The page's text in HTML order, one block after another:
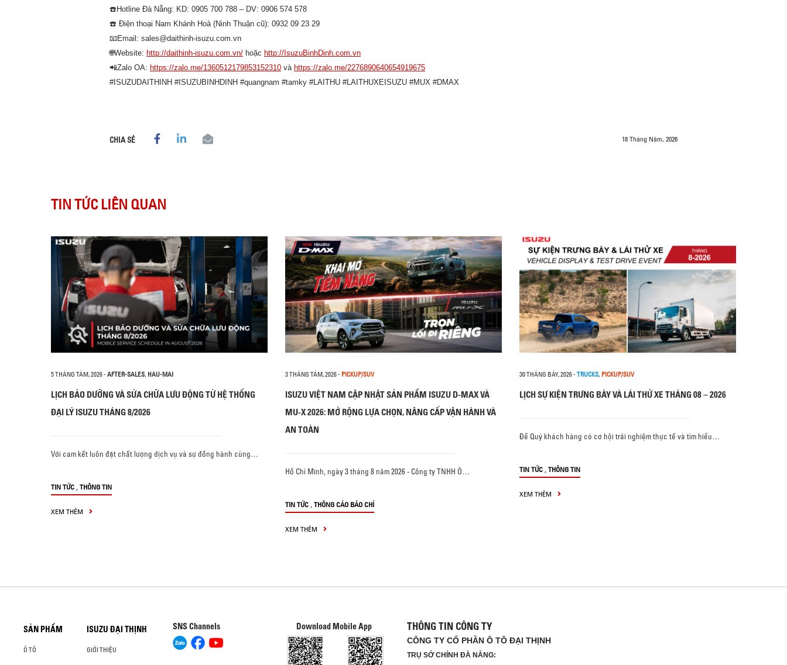
☎️ Hotline Đà Nẵng: KD: 0905 700 788 – DV: 0906 574 578
☎️ Điện thoại Nam Khánh Hoà (Ninh Thuận cũ): 0932 09 23 29
📧Email: sales@daithinh-isuzu.com.vn
🌐Website: http://daithinh-isuzu.com.vn/ hoặc http://IsuzuBinhDinh.com.vn
📲Zalo OA: https://zalo.me/1360512179853152310 và https://zalo.me/2276890640654919675
#ISUZUDAITHINH #ISUZUBINHDINH #quangnam #tamky #LAITHU #LAITHUXEISUZU #MUX #DMAX
CHIA SẺ 18 Tháng Năm, 2026
TIN TỨC LIÊN QUAN
5 THÁNG TÁM, 2026- AFTER-SALES, HAU-MAI
LỊCH BẢO DƯỠNG VÀ SỬA CHỮA LƯU ĐỘNG TỪ HỆ THỐNG
ĐẠI LÝ ISUZU THÁNG 8/2026
Với cam kết luôn đặt chất lượng dịch vụ và sự đồng hành cùng…
TIN TỨC , THÔNG TIN
XEM THÊM
3 THÁNG TÁM, 2026- PICKUP/SUV
ISUZU VIỆT NAM CẬP NHẬT SẢN PHẨM ISUZU D-MAX VÀ
MU-X 2026: MỞ RỘNG LỰA CHỌN, NÂNG CẤP VẬN HÀNH VÀ
AN TOÀN
Hồ Chí Minh, ngày 3 tháng 8 năm 2026 - Công ty TNHH Ô…
TIN TỨC , THÔNG CÁO BÁO CHÍ
XEM THÊM
30 THÁNG BẢY, 2026- TRUCKS, PICKUP/SUV
LỊCH SỰ KIỆN TRƯNG BÀY VÀ LÁI THỬ XE THÁNG 08 – 2026
Để Quý khách hàng có cơ hội trải nghiệm thực tế và tìm hiểu…
TIN TỨC , THÔNG TIN
XEM THÊM
SẢN PHẨM
Ô TÔ
ISUZU ĐẠI THỊNH
GIỚI THIỆU
SNS Channels Download Mobile App THÔNG TIN CÔNG TY
CÔNG TY CỔ PHẦN Ô TÔ ĐẠI THỊNH
TRỤ SỞ CHÍNH ĐÀ NẴNG: